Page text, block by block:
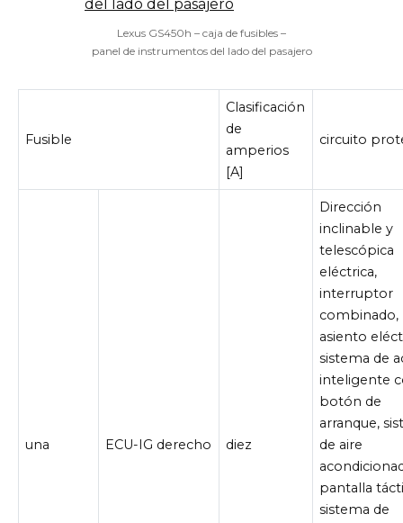
Lexus GS450h – caja de fusibles –
panel de instrumentos del lado del pasajero
Fusible
Clasificación
de
amperios
[A]
circuito
una ECU-IG derecho diez
Dirección
inclinable y
telescópica
eléctrica,
interruptor
combinado,
asiento
sistema de
inteligente
botón de
arranque,
de aire
pantalla
sistema de